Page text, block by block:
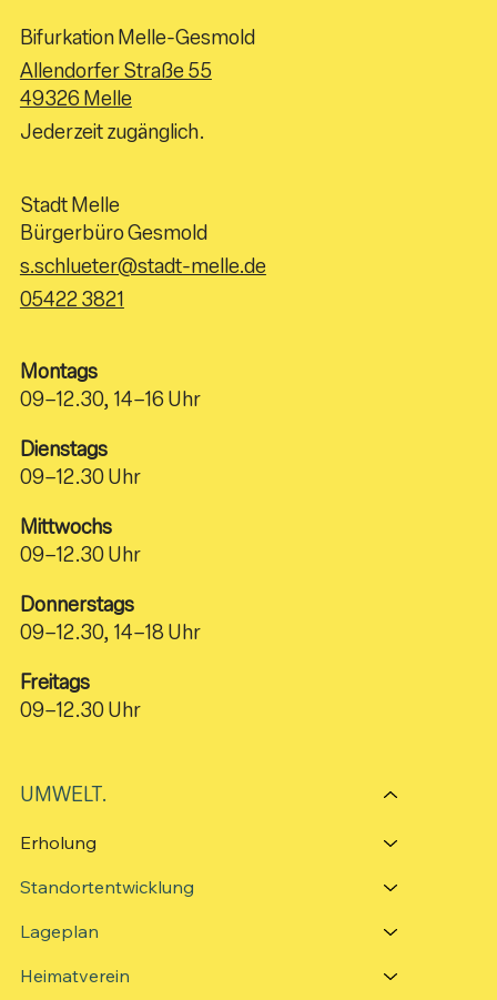
Bifurkation Melle-Gesmold
Allendorfer Straße 55
49326 Melle
Jederzeit zugänglich.
Stadt Melle
Bürgerbüro Gesmold
s.schlueter@stadt-melle.de
05422 3821
Montags
09–12.30, 14–16 Uhr
Dienstags
09–12.30 Uhr
Mittwochs
09–12.30 Uhr
Donnerstags
09–12.30, 14–18 Uhr
Freitags
09–12.30 Uhr
UMWELT.
Erholung
Standortentwicklung
Lageplan
Heimatverein